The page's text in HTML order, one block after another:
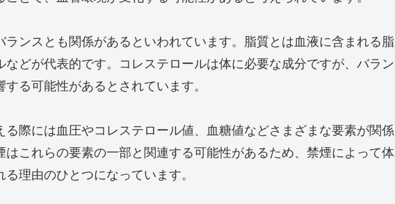
ランスとも関係があるといわれています。脂質とは血液に含まれる脂
などが代表的です。コレステロールは体に必要な成分ですが、バラン
る可能性があるとされています。
際には血圧やコレステロール値、血糖値などさまざまな要素が関係
はこれらの要素の一部と関連する可能性があるため、禁煙によって体
理由のひとつになっています。